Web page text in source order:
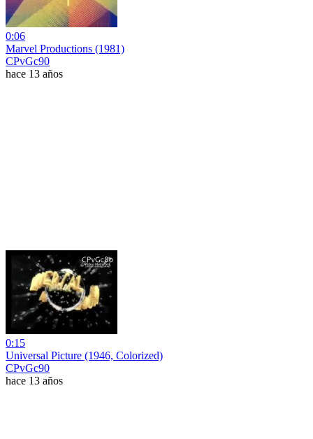
0:06
Marvel Productions (1981)
CPvGc90
hace 13 años
0:15
Universal Picture (1946, Colorized)
CPvGc90
hace 13 años